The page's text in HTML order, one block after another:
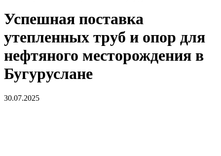
Успешная поставка
утепленных труб и опор для
нефтяного месторождения в
Бугуруслане
30.07.2025